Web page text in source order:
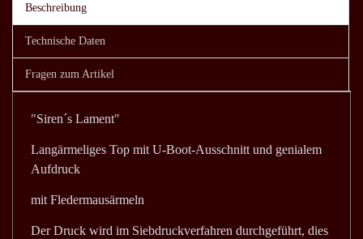
Beschreibung
Technische Daten
Fragen zum Artikel
"Siren´s Lament"
Langärmeliges Top mit U-Boot-Ausschnitt und genialem
Aufdruck
mit Fledermausärmeln
Der Druck wird im Siebdruckverfahren durchgeführt, dies